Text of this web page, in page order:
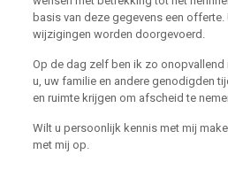
wensen met betrekking tot het
basis van deze gegevens een offerte.
wijzigingen worden doorgevoerd.
Op de dag zelf ben ik zo
u, uw familie en andere genodigden
en ruimte krijgen om afscheid te
Wilt u persoonlijk kennis met mij
met mij op.